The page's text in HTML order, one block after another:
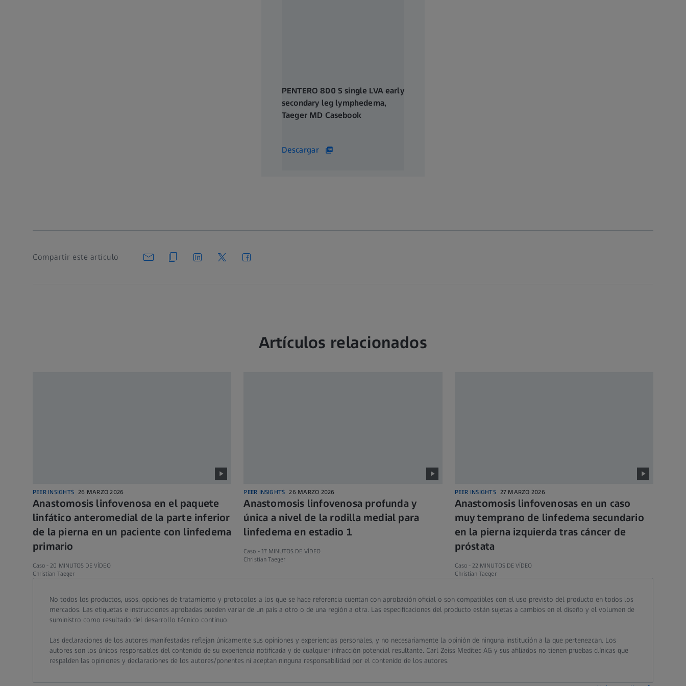
PENTERO 800 S single LVA early
secondary leg lymphedema,
Taeger MD Casebook
Descargar
Compartir este artículo
Artículos relacionados
PEER INSIGHTS 26 MARZO 2026
Anastomosis linfovenosa en el paquete
linfático anteromedial de la parte inferior
de la pierna en un paciente con linfedema
primario
Caso -20 MINUTOS DE VÍDEO
Christian Taeger
PEER INSIGHTS 26 MARZO 2026
Anastomosis linfovenosa profunda y
única a nivel de la rodilla medial para
linfedema en estadio 1
Caso - 17 MINUTOS DE VÍDEO
Christian Taeger
PEER INSIGHTS 27 MARZO 2026
Anastomosis linfovenosas en un caso
muy temprano de linfedema secundario
en la pierna izquierda tras cáncer de
próstata
Caso -22 MINUTOS DE VÍDEO
Christian Taeger
Call contact at
Call contact on mobile at
Send contact a mail to
No todos los productos, usos, opciones de tratamiento y protocolos a los que se hace referencia cuentan con aprobación oficial o son compatibles con el uso previsto del producto en todos los
mercados. Las etiquetas e instrucciones aprobadas pueden variar de un país a otro o de una región a otra. Las especificaciones del producto están sujetas a cambios en el diseño y el volumen de
suministro como resultado del desarrollo técnico continuo.
Las declaraciones de los autores manifestadas reflejan únicamente sus opiniones y experiencias personales, y no necesariamente la opinión de ninguna institución a la que pertenezcan. Los
autores son los únicos responsables del contenido de su experiencia notificada y de cualquier infracción potencial resultante. Carl Zeiss Meditec AG y sus afiliados no tienen pruebas clínicas que
respalden las opiniones y declaraciones de los autores/ponentes ni aceptan ninguna responsabilidad por el contenido de los autores.